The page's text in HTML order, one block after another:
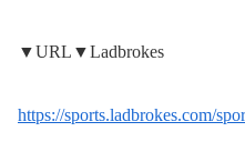
▼URL▼Ladbrokes
https://sports.ladbrokes.com/